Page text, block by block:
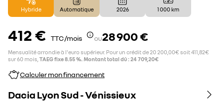
Hybride Automatique 2026 1 000 km
412 € TTC /mois ou28 900 €
Mensualité arrondie à l'euro supérieur. Pour un crédit de 20 200,00€ soit 411,82€
sur 60 mois, TAEG fixe 8.55 %. Montant total dû : 24 709,20€
Calculer mon financement
Dacia Lyon Sud - Vénissieux